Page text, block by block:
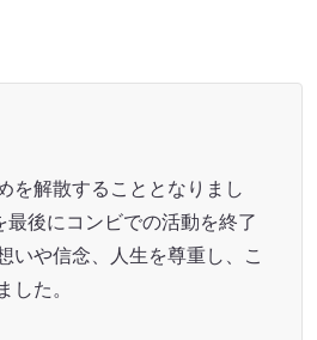
を解散することとなりまし
最後にコンビでの活動を終了
いや信念、人生を尊重し、こ
した。